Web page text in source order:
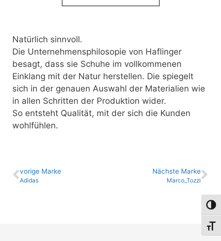
Natürlich sinnvoll.
Die Unternehmensphilosopie von Haflinger
besagt, dass sie Schuhe im vollkommenen
Einklang mit der Natur herstellen. Die spiegelt
sich in der genauen Auswahl der Materialien wie
in allen Schritten der Produktion wider.
So entsteht Qualität, mit der sich die Kunden
wohlfühlen.
vo­ri­ge Marke
Adidas
Nächste Marke
Marco_Tozzi